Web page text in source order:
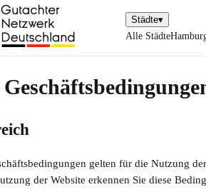
Städte▾
Alle Städte
gelten für die Nutzung
der Website erkennen Sie diese